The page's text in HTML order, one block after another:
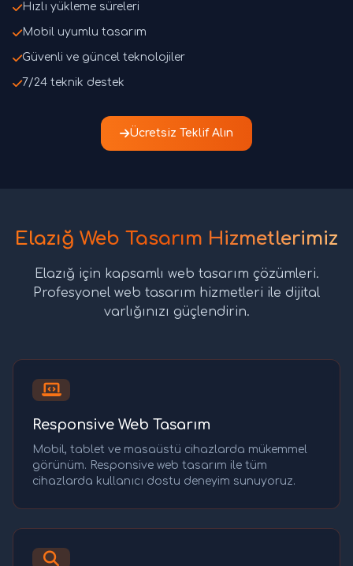
Hızlı yükleme süreleri
Mobil uyumlu tasarım
Güvenli ve güncel teknolojiler
7/24 teknik destek
Ücretsiz Teklif Alın
Elazığ Web Tasarım Hizmetlerimiz
Elazığ için kapsamlı web tasarım çözümleri.
Profesyonel web tasarım hizmetleri ile dijital
varlığınızı güçlendirin.
Responsive Web Tasarım
Mobil, tablet ve masaüstü cihazlarda mükemmel
görünüm. Responsive web tasarım ile tüm
cihazlarda kullanıcı dostu deneyim sunuyoruz.